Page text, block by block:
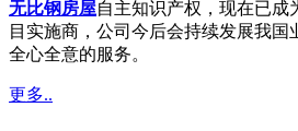
无比钢房屋自主知识产权，现在已成
目实施商，公司今后会持续发展我国
全心全意的服务。
更多..